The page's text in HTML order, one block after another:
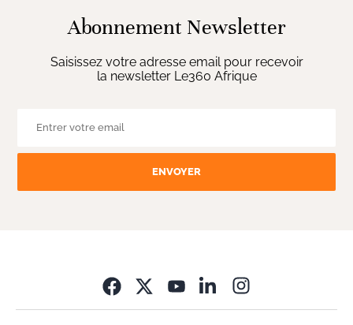
Abonnement Newsletter
Saisissez votre adresse email pour recevoir
la newsletter Le360 Afrique
ENVOYER